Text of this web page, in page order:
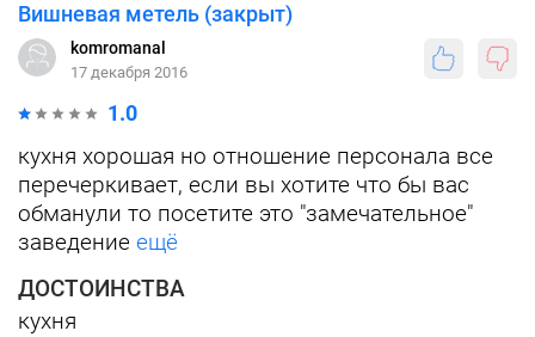
Вишневая метель (закрыт)
komromanal
17 декабря 2016
1.0
кухня хорошая но отношение персонала все
перечеркивает, если вы хотите что бы вас
обманули то посетите это "замечательное"
заведение ещё
ДОСТОИНСТВА
кухня